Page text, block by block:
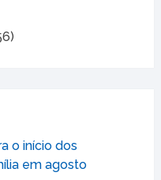
o início dos
em agosto